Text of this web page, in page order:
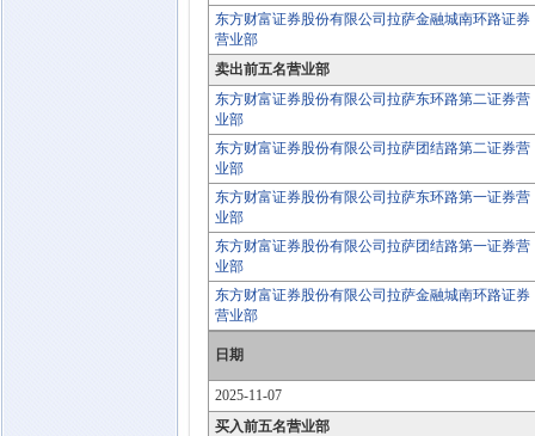
东方财富证券股份有限公司拉萨金融城南环路证券
营业部
卖出前五名营业部
东方财富证券股份有限公司拉萨东环路第二证券营
业部
东方财富证券股份有限公司拉萨团结路第二证券营
业部
东方财富证券股份有限公司拉萨东环路第一证券营
业部
东方财富证券股份有限公司拉萨团结路第一证券营
业部
东方财富证券股份有限公司拉萨金融城南环路证券
营业部
日期
2025-11-07
买入前五名营业部